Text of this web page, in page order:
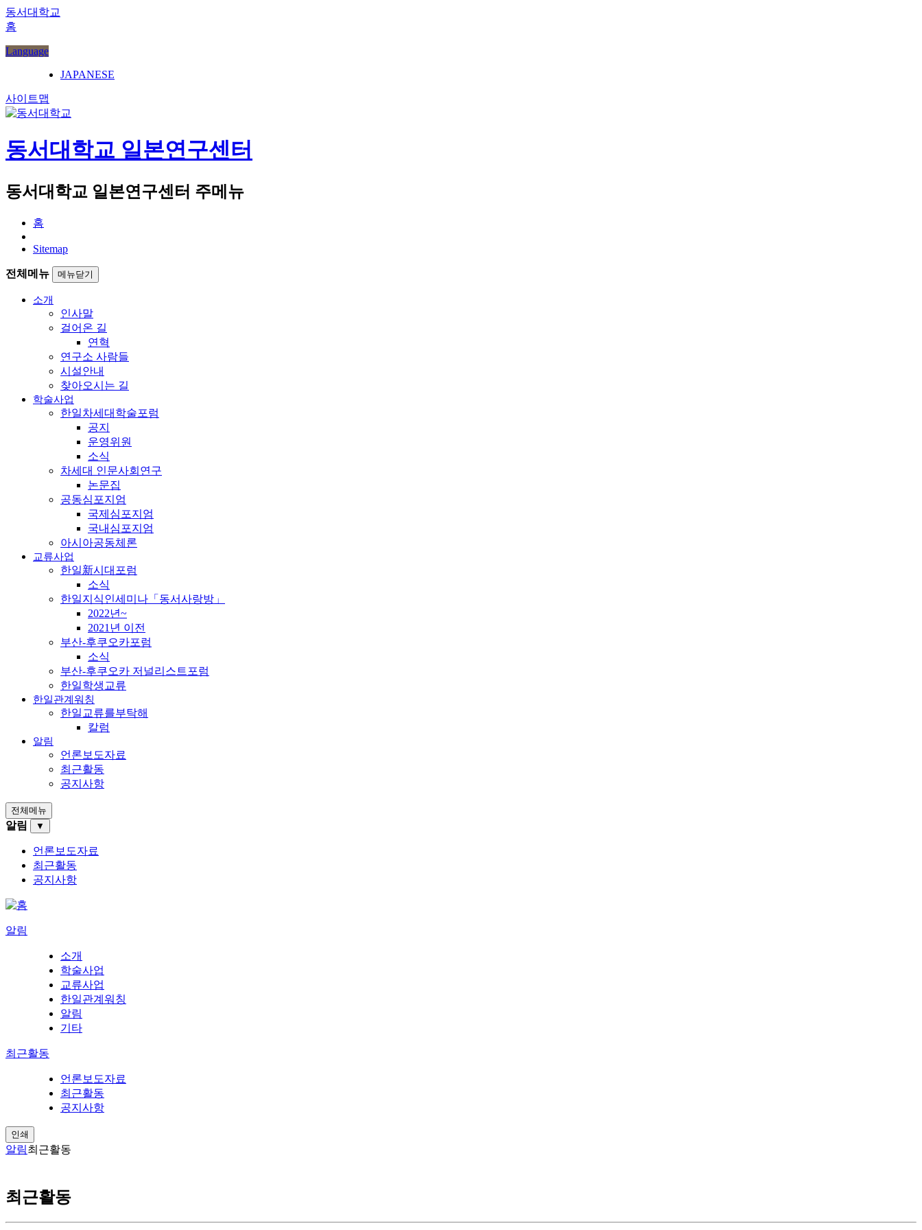
동서대학교
홈
Language
JAPANESE
사이트맵
동서대학교 일본연구센터
동서대학교 일본연구센터 주메뉴
홈
Sitemap
전체메뉴 메뉴닫기
소개
인사말
걸어온 길
연혁
연구소 사람들
시설안내
찾아오시는 길
학술사업
한일차세대학술포럼
공지
운영위원
소식
차세대 인문사회연구
논문집
공동심포지엄
국제심포지엄
국내심포지엄
아시아공동체론
교류사업
한일新시대포럼
소식
한일지식인세미나「동서사랑방」
2022년~
2021년 이전
부산-후쿠오카포럼
소식
부산-후쿠오카 저널리스트포럼
한일학생교류
한일관계워칭
한일교류를부탁해
칼럼
알림
언론보도자료
최근활동
공지사항
전체메뉴
알림 ▼
언론보도자료
최근활동
공지사항
알림
소개
학술사업
교류사업
한일관계워칭
알림
기타
최근활동
언론보도자료
최근활동
공지사항
인쇄
알림최근활동
최근활동